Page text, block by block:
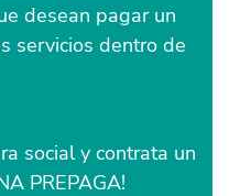
desean pagar un
servicios dentro de
social y contrata un
PREPAGA!